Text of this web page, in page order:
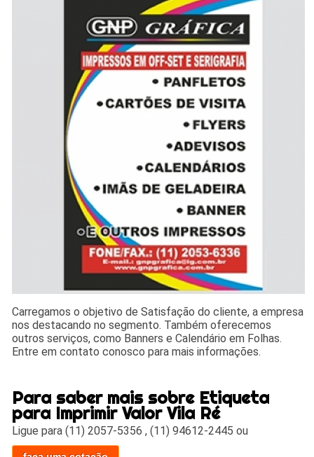
Carregamos o objetivo de Satisfação do cliente, a empresa
nos destacando no segmento. Também oferecemos
outros serviços, como Banners e Calendário em Folhas.
Entre em contato conosco para mais informações.
Para saber mais sobre Etiqueta
para Imprimir Valor Vila Ré
Ligue para(11) 2057-5356 ,(11) 94612-2445 ou